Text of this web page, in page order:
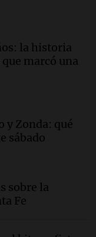
competencia
competencia
la historia
marcó una
y Zonda: qué
sábado
sobre la
Fe